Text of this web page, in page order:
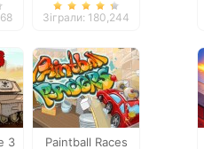
Winter Adventure
Зіграли: 180,244
3 Paintball Races